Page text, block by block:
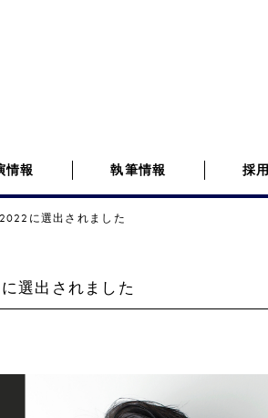
情報 執筆情報 採
に選出されました
選出されました